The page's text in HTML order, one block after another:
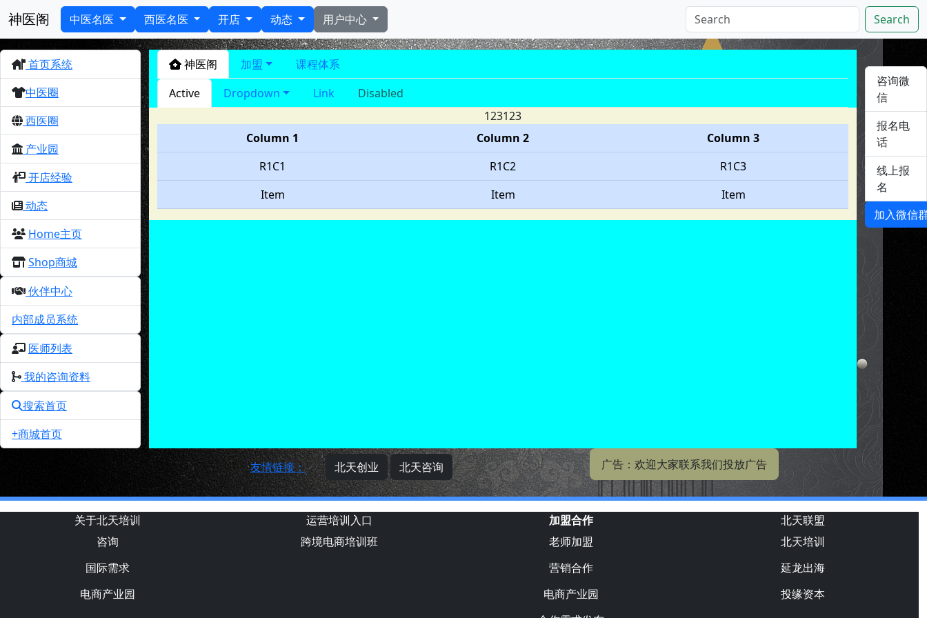
神医阁 中医名医 西医名医 开店 动态 用户中心 Search
首页系统
中医圈
西医圈
产业园
开店经验
动态
Home主页
Shop商城
伙伴中心
内部成员系统
医师列表
我的咨询资料
搜索首页
+商城首页
神医阁 加盟
课程体系
Active
Dropdown Link
Disabled
123123
Column 1
Column 2
Column 3
R1C1
R1C2
R1C3
Item
Item Item
咨询微
信
报名电
话
线上报
名
加入微信
友情链接： 北天创业 北天咨询 广告：欢迎大家联系我们投放广告
关于北天培训
咨询
国际需求
电商产业园
运营培训入口
跨境电商培训班
加盟合作
老师加盟
营销合作
电商产业园
北天联盟
北天培训
延龙出海
投缘资本